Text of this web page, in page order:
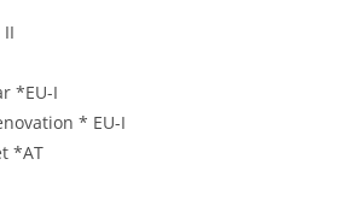
II
*EU-I
* EU-I
*AT